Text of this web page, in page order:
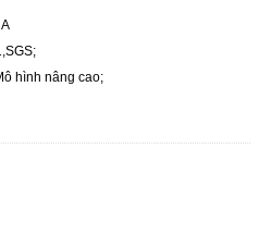
hình nâng cao;